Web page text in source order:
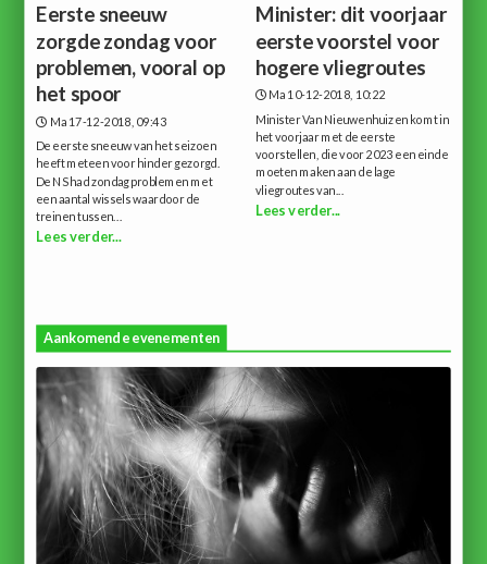
Eerste sneeuw
zorgde zondag voor
problemen, vooral op
het spoor
Ma 17-12-2018, 09:43
De eerste sneeuw van het seizoen
heeft meteen voor hinder gezorgd.
De NS had zondag problemen met
een aantal wissels waardoor de
treinen tussen...
Lees verder...
Minister: dit voorjaar
eerste voorstel voor
hogere vliegroutes
Ma 10-12-2018, 10:22
Minister Van Nieuwenhuizen komt in
het voorjaar met de eerste
voorstellen, die voor 2023 een einde
moeten maken aan de lage
vliegroutes van...
Lees verder...
Aankomende evenementen